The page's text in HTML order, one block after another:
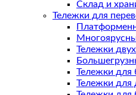
Склад и
Тележки для
Тележки
Тележки для
Тележки для